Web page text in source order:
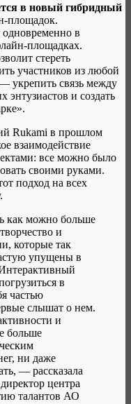
в новый гибридный
площадок.
в
площадках.
стереть
участников из любой
укрепить связь между
энтузиастов и создать
Rukami в прошлом
взаимодействие
все можно было
своими руками.
подход на всех
как можно больше
и
которые так
упущены в
в
частью
слышат о нем.
и
больше
ни даже
— рассказала
центра
талантов АО